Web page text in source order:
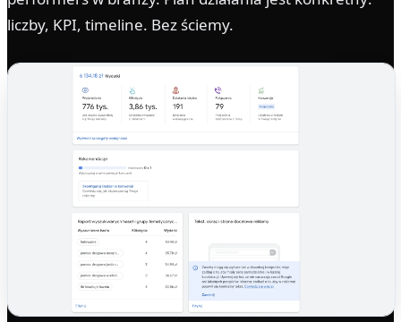
liczby, KPI, timeline. Bez ściemy.